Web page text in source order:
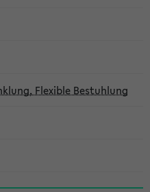
Flexible Bestuhlung